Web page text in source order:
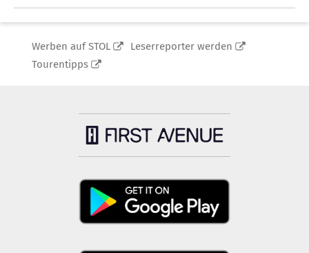
Werben auf STOL
Leserreporter werden
Tourentipps